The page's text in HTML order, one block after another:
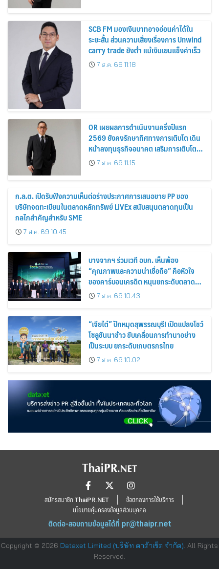
SCB FM มองเงินบาทอาจอ่อนค่าได้ใน
ระยะสั้น ส่วนความเสี่ยงเรื่องการ Unwind
carry trade ยังต่ำ แม้เงินเยนแข็งค่าเร็ว
7 ส.ค. 69 11:18
OR เผยผลการดำเนินงานครึ่งปีแรก
2569 ยังคงรักษาทิศทางการเติบโต เดิน
หน้าลงทุนธุรกิจอนาคต เสริมการเติบโต
ระยะยาว
7 ส.ค. 69 11:15
ก.ล.ต. เปิดรับฟังความเห็นต่อร่างประกาศการเสนอขาย PP ของ
บริษัทจดทะเบียนในตลาดหลักทรัพย์ LiVEx สนับสนุนตลาดทุนเป็น
กลไกสำคัญสำหรับ SME
7 ส.ค. 69 10:45
บางจากฯ ร่วมเวที อบก. เห็นพ้อง
“คุณภาพและความน่าเชื่อถือ” คือหัวใจ
ของคาร์บอนเครดิต หนุนยกระดับตลาด
คาร์บอนไทย เชื่อมโยงอาเซียน เปิดโอกาสสู่
ตลาดสากล
7 ส.ค. 69 10:43
“เจียไต๋” ปักหมุดสุพรรณบุรี! เปิดแปลงโชว์
โซลูชันนาข้าว ขับเคลื่อนการทำนาอย่าง
เป็นระบบ ยกระดับเกษตรกรไทย
7 ส.ค. 69 10:02
สมัครสมาชิก ThaiPR.NET
ข้อตกลงการใช้บริการ
นโยบายคุ้มครองข้อมูลส่วนบุคคล
ติดต่อ-สอบถามข้อมูลได้ที่ pr@thaipr.net
Copyright © 2026 Dataxet Limited (บริษัท ดาต้าเซ็ต จำกัด). All Rights
Reserved.